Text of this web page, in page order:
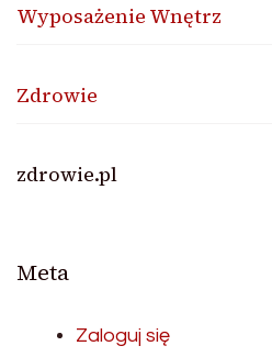
Wyposażenie Wnętrz
Zdrowie
zdrowie.pl
Meta
Zaloguj się